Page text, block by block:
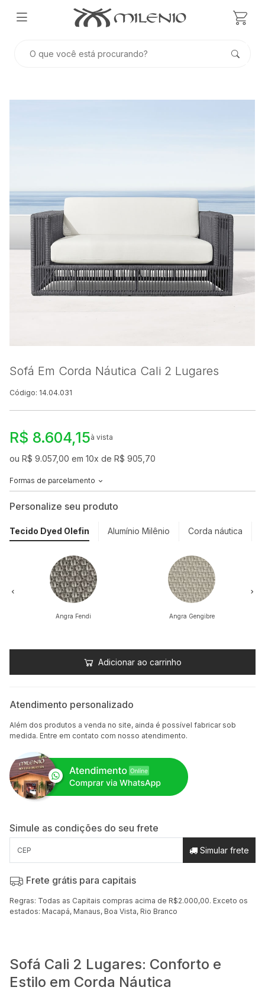
Sofá Em Corda Náutica Cali 2 Lugares
Código: 14.04.031
R$ 8.604,15à vista
ou R$ 9.057,00 em 10x de R$ 905,70
Formas de parcelamento
Personalize seu produto
Tecido Dyed Olefin Alumínio Milênio Corda náutica
Angra Fendi Angra Gengibre
Adicionar ao carrinho
Atendimento personalizado
Além dos produtos a venda no site, ainda é possível fabricar sob
medida. Entre em contato com nosso atendimento.
Simule as condições do seu frete
Simular frete
Frete grátis para capitais
Regras: Todas as Capitais compras acima de R$2.000,00. Exceto os
estados: Macapá, Manaus, Boa Vista, Rio Branco
Sofá Cali 2 Lugares: Conforto e
Estilo em Corda Náutica